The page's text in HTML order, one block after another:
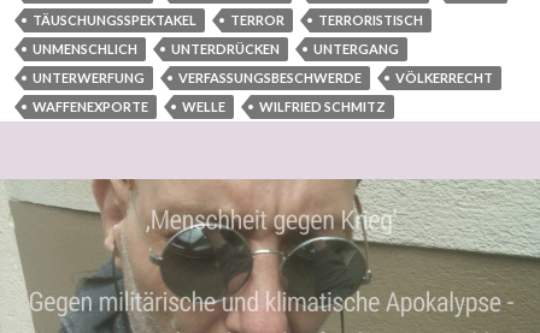
TÄUSCHUNGSSPEKTAKEL
TERROR
TERRORISTISCH
UNMENSCHLICH
UNTERDRÜCKEN
UNTERGANG
UNTERWERFUNG
VERFASSUNGSBESCHWERDE
VÖLKERRECHT
WAFFENEXPORTE
WELLE WILFRIED SCHMITZ